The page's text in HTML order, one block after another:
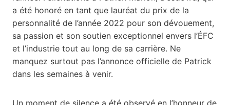
a été honoré en tant que lauréat du prix de la
personnalité de l’année 2022 pour son dévouement,
sa passion et son soutien exceptionnel envers l’ÉFC
et l’industrie tout au long de sa carrière. Ne
manquez surtout pas l’annonce officielle de Patrick
dans les semaines à venir.
Un moment de silence a été observé en l’honneur de